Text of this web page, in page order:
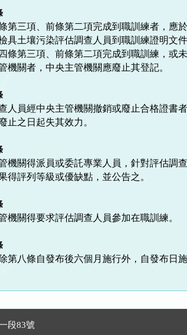
第三項、前條第二項完成到職訓練者，應
具土壤污染評估調查人員到職訓練證明文
條第三項、前條第二項完成到職訓練，或
機關者，中央主管機關應廢止其登記。
人員經中央主管機關撤銷或廢止合格證書
止之日起失其效力。
機關得派員或委託專業人員，針對評估調
得評列等級或優缺點，並公告之。
機關得要求評估調查人員參加在職訓練。
段83號